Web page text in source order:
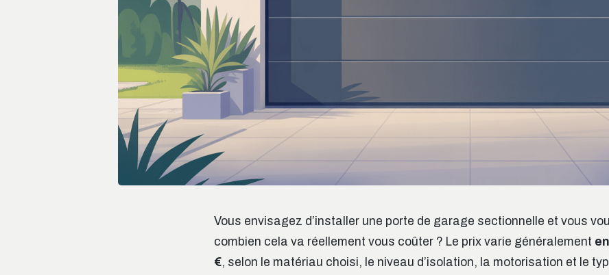
Vous envisagez d’installer une porte de garage sectionnelle et vous
combien cela va réellement vous coûter ? Le prix varie généralement
€, selon le matériau choisi, le niveau d’isolation, la motorisation et le